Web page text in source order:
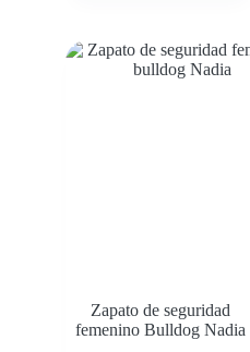
Zapato de seguridad
femenino Bulldog Nadia